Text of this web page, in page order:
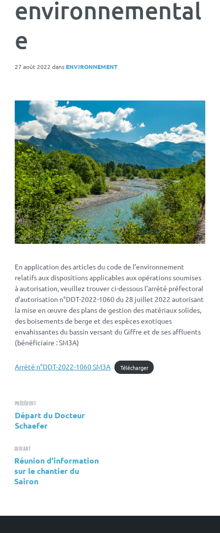
environnemental
e
27 août 2022 dans ENVIRONNEMENT
En application des articles du code de l’environnement
relatifs aux dispositions applicables aux opérations soumises
à autorisation, veuillez trouver ci-dessous l’arrêté préfectoral
d’autorisation n°DDT-2022-1060 du 28 juillet 2022 autorisant
la mise en œuvre des plans de gestion des matériaux solides,
des boisements de berge et des espèces exotiques
envahissantes du bassin versant du Giffre et de ses affluents
(bénéficiaire : SM3A)
Arrêté n°DDT-2022-1060 SM3A Télécharger
Précédent
Départ du Docteur
Schaefer
Suivant
Réunion d'information
sur le chantier du
Sairon